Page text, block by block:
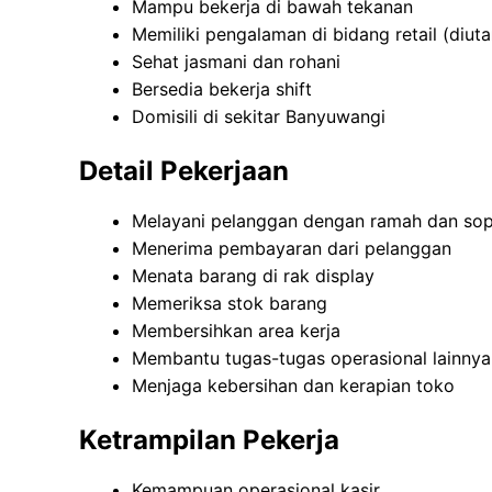
Mampu bekerja di bawah tekanan
Memiliki pengalaman di bidang retail
Sehat jasmani dan rohani
Bersedia bekerja shift
Domisili di sekitar Banyuwangi
Detail Pekerjaan
Melayani pelanggan dengan ramah dan
Menerima pembayaran dari pelanggan
Menata barang di rak display
Memeriksa stok barang
Membersihkan area kerja
Membantu tugas-tugas operasional lainnya
Menjaga kebersihan dan kerapian toko
Ketrampilan Pekerja